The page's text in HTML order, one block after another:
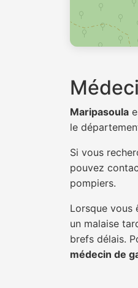
Maripasoula
le
Si vous
pouvez
pompiers.
Lorsque vous
un malaise
brefs délais.
médecin de